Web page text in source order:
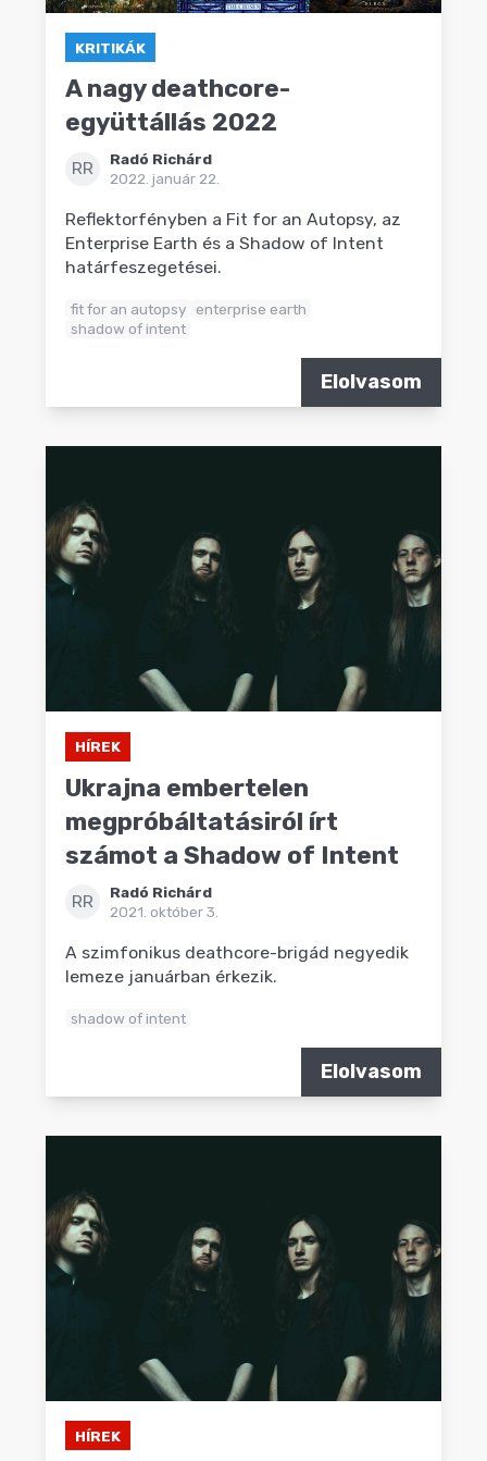
KRITIKÁK
A nagy deathcore-
együttállás 2022
RR
Radó Richárd
2022. január 22.
Reflektorfényben a Fit for an Autopsy, az
Enterprise Earth és a Shadow of Intent
határfeszegetései.
fit for an autopsy enterprise earth
shadow of intent
Elolvasom
HÍREK
Ukrajna embertelen
megpróbáltatásiról írt
számot a Shadow of Intent
RR
Radó Richárd
2021. október 3.
A szimfonikus deathcore-brigád negyedik
lemeze januárban érkezik.
shadow of intent
Elolvasom
HÍREK